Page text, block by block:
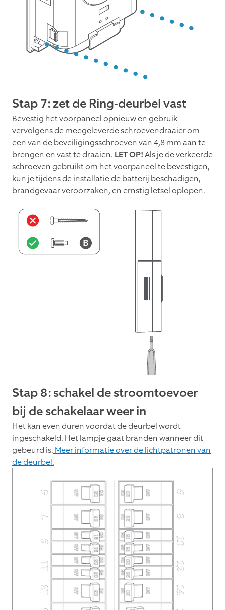
Stap 7: zet de Ring-deurbel vast
Bevestig het voorpaneel opnieuw en gebruik
vervolgens de meegeleverde schroevendraaier om
een van de beveiligingsschroeven van 4,8 mm aan te
brengen en vast te draaien. LET OP!Als je de verkeerde
schroeven gebruikt om het voorpaneel te bevestigen,
kun je tijdens de installatie de batterij beschadigen,
brandgevaar veroorzaken, en ernstig letsel oplopen.
Stap 8: schakel de stroomtoevoer
bij de schakelaar weer in
Het kan even duren voordat de deurbel wordt
ingeschakeld. Het lampje gaat branden wanneer dit
gebeurd is. Meer informatie over de lichtpatronen van
de deurbel.